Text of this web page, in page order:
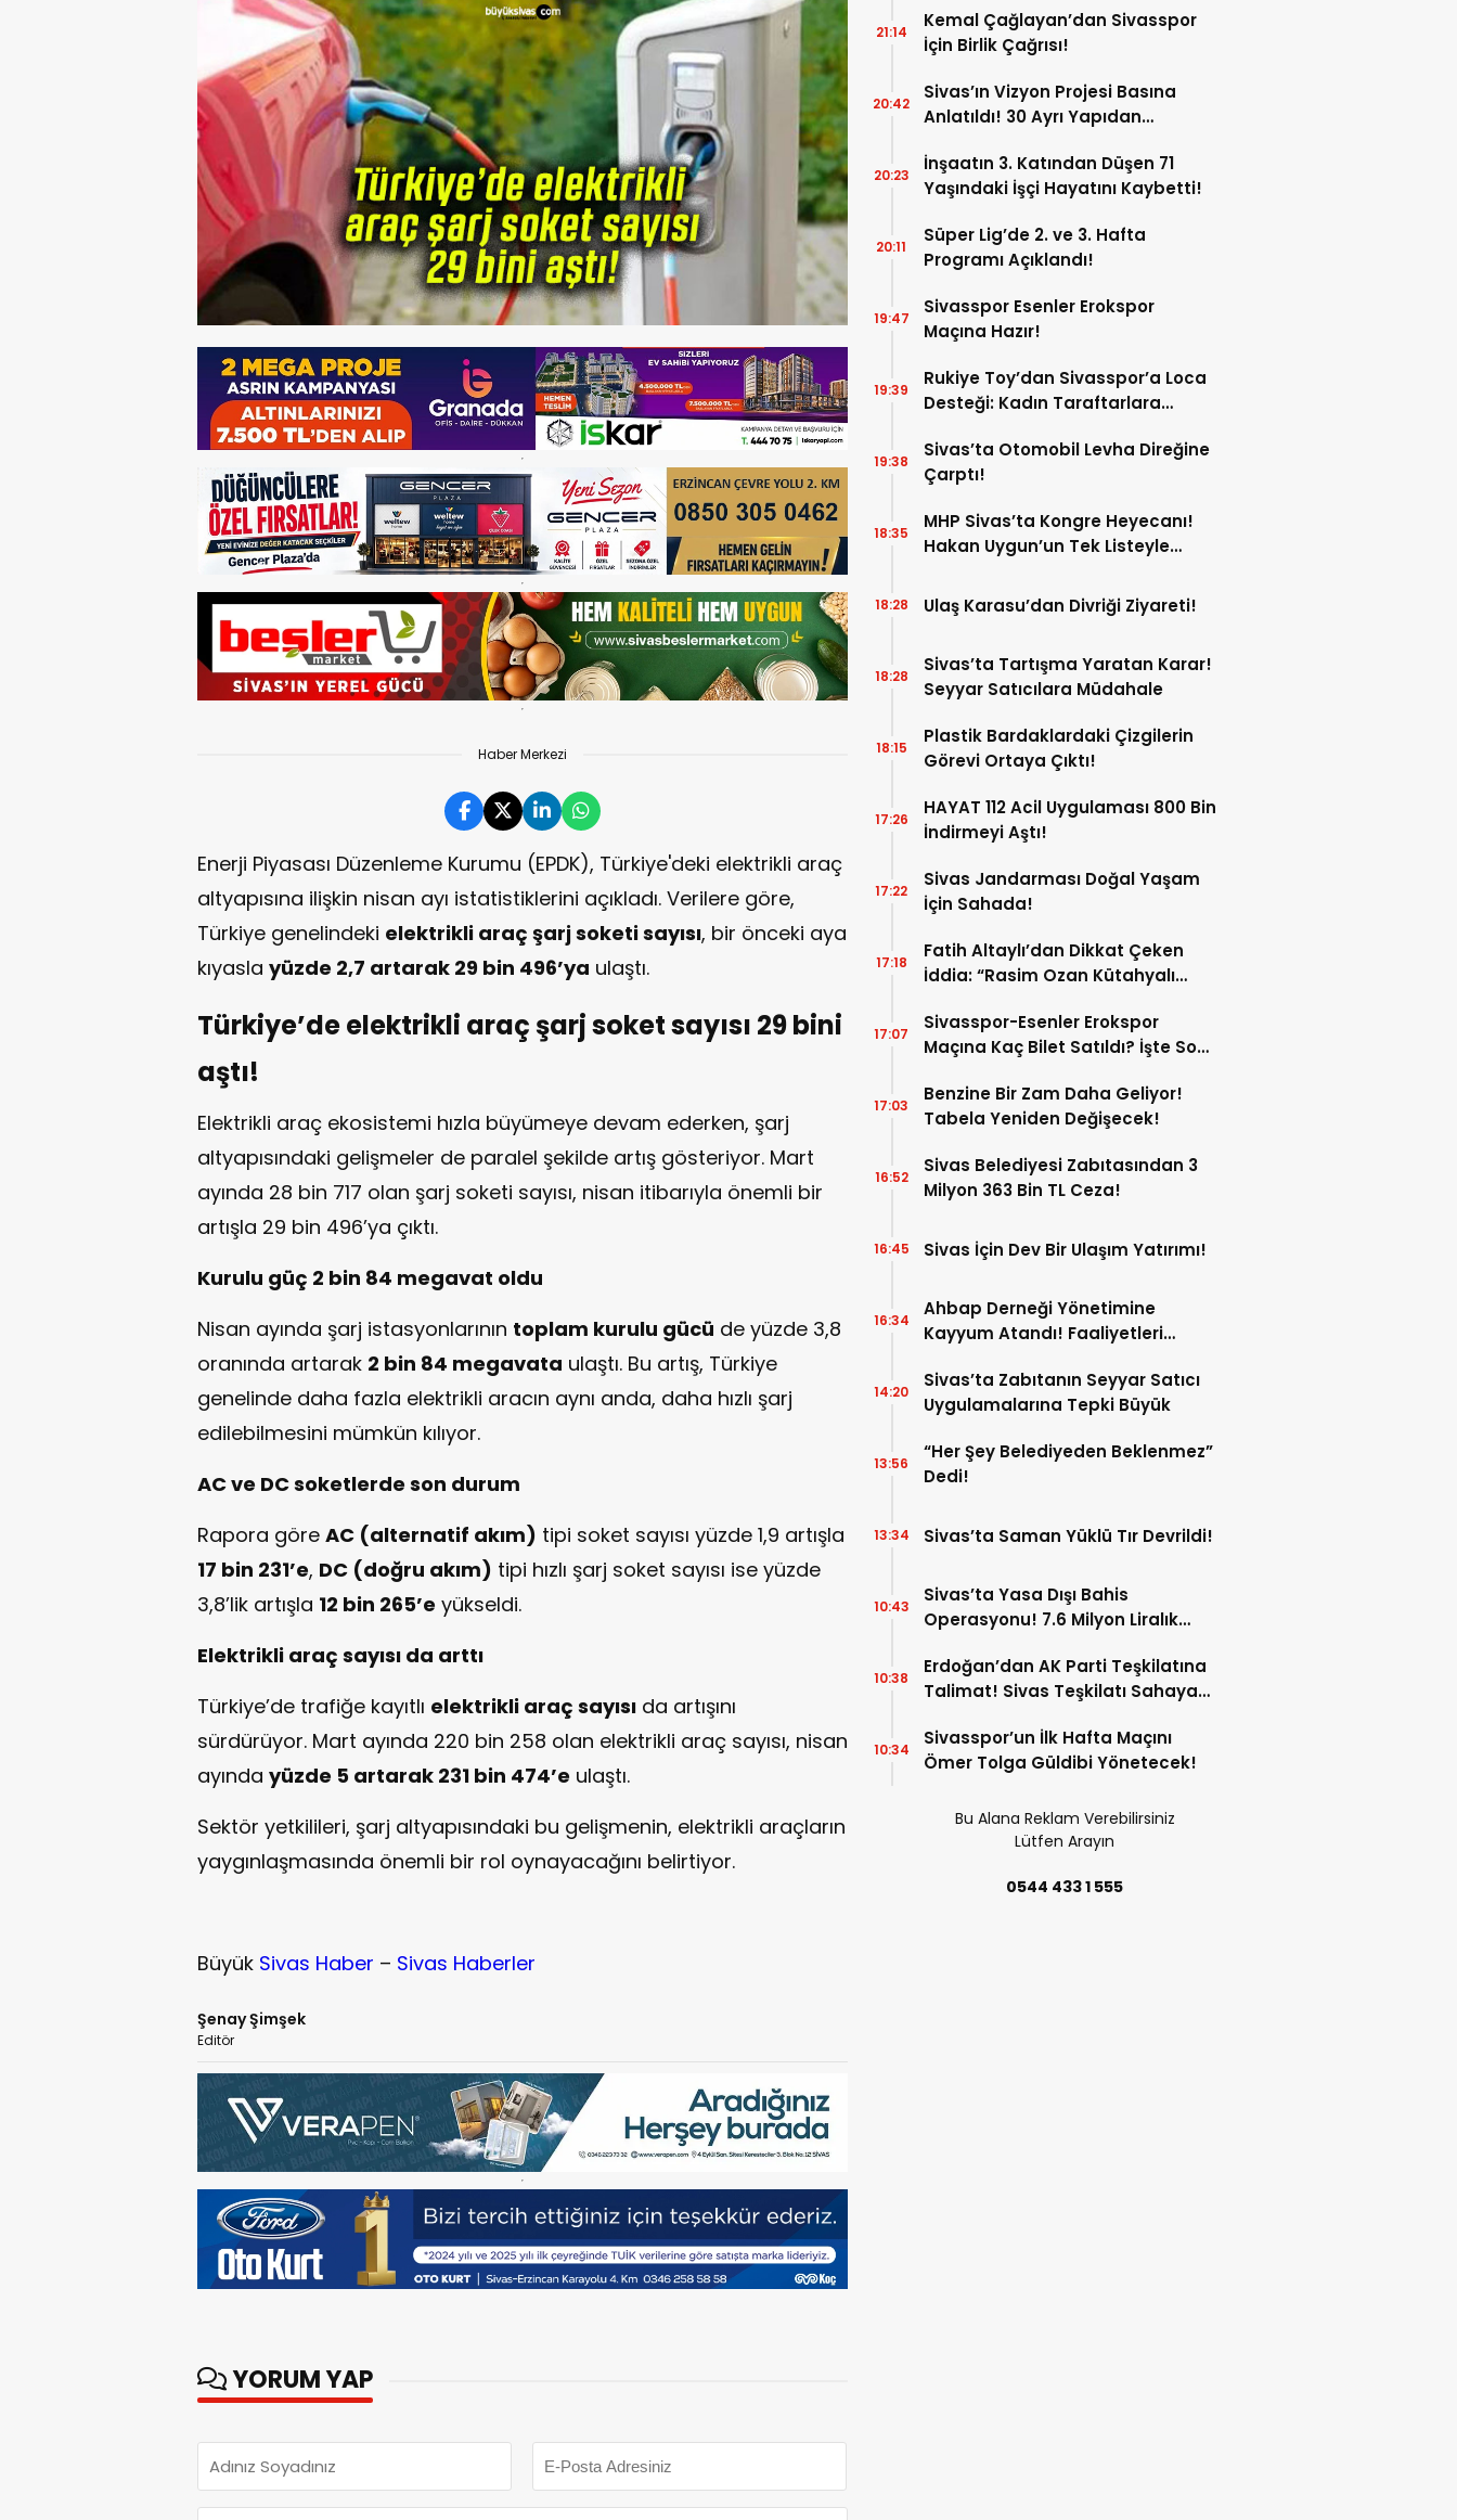
Haber Merkezi
Enerji Piyasası Düzenleme Kurumu (EPDK), Türkiye'deki elektrikli araç
altyapısına ilişkin nisan ayı istatistiklerini açıkladı. Verilere göre,
Türkiye genelindeki elektrikli araç şarj soketi sayısı, bir önceki aya
kıyasla yüzde 2,7 artarak 29 bin 496’ya ulaştı.
Türkiye’de elektrikli araç şarj soket sayısı 29 bini
aştı!
Elektrikli araç ekosistemi hızla büyümeye devam ederken, şarj
altyapısındaki gelişmeler de paralel şekilde artış gösteriyor. Mart
ayında 28 bin 717 olan şarj soketi sayısı, nisan itibarıyla önemli bir
artışla 29 bin 496’ya çıktı.
Kurulu güç 2 bin 84 megavat oldu
Nisan ayında şarj istasyonlarının toplam kurulu gücü de yüzde 3,8
oranında artarak 2 bin 84 megavata ulaştı. Bu artış, Türkiye
genelinde daha fazla elektrikli aracın aynı anda, daha hızlı şarj
edilebilmesini mümkün kılıyor.
AC ve DC soketlerde son durum
Rapora göre AC (alternatif akım) tipi soket sayısı yüzde 1,9 artışla
17 bin 231’e, DC (doğru akım) tipi hızlı şarj soket sayısı ise yüzde
3,8’lik artışla 12 bin 265’e yükseldi.
Elektrikli araç sayısı da arttı
Türkiye’de trafiğe kayıtlı elektrikli araç sayısı da artışını
sürdürüyor. Mart ayında 220 bin 258 olan elektrikli araç sayısı, nisan
ayında yüzde 5 artarak 231 bin 474’e ulaştı.
Sektör yetkilileri, şarj altyapısındaki bu gelişmenin, elektrikli araçların
yaygınlaşmasında önemli bir rol oynayacağını belirtiyor.
Büyük Sivas Haber – Sivas Haberler
Şenay Şimşek
Editör
YORUM YAP
Kemal Çağlayan’dan Sivasspor
İçin Birlik Çağrısı!
21:14
Sivas’ın Vizyon Projesi Basına
Anlatıldı! 30 Ayrı Yapıdan
20:42
İnşaatın 3. Katından Düşen 71
Yaşındaki İşçi Hayatını Kaybetti!
20:23
Süper Lig’de 2. ve 3. Hafta
Programı Açıklandı!
20:11
Sivasspor Esenler Erokspor
Maçına Hazır!
19:47
Rukiye Toy’dan Sivasspor’a Loca
Desteği: Kadın Taraftarlara
19:39
Sivas’ta Otomobil Levha Direğine
Çarptı!
19:38
MHP Sivas’ta Kongre Heyecanı!
Hakan Uygun’un Tek Listeyle
18:35
Ulaş Karasu’dan Divriği Ziyareti!
18:28
Sivas’ta Tartışma Yaratan Karar!
Seyyar Satıcılara Müdahale
18:28
Plastik Bardaklardaki Çizgilerin
Görevi Ortaya Çıktı!
18:15
HAYAT 112 Acil Uygulaması 800 Bin
İndirmeyi Aştı!
17:26
Sivas Jandarması Doğal Yaşam
İçin Sahada!
17:22
Fatih Altaylı’dan Dikkat Çeken
İddia: “Rasim Ozan Kütahyalı
17:18
Sivasspor-Esenler Erokspor
Maçına Kaç Bilet Satıldı? İşte Son
17:07
Benzine Bir Zam Daha Geliyor!
Tabela Yeniden Değişecek!
17:03
Sivas Belediyesi Zabıtasından 3
Milyon 363 Bin TL Ceza!
16:52
Sivas İçin Dev Bir Ulaşım Yatırımı!
16:45
Ahbap Derneği Yönetimine
Kayyum Atandı! Faaliyetleri
16:34
Sivas’ta Zabıtanın Seyyar Satıcı
Uygulamalarına Tepki Büyük
14:20
“Her Şey Belediyeden Beklenmez”
Dedi!
13:56
Sivas’ta Saman Yüklü Tır Devrildi!
13:34
Sivas’ta Yasa Dışı Bahis
Operasyonu! 7.6 Milyon Liralık
10:43
Erdoğan’dan AK Parti Teşkilatına
Talimat! Sivas Teşkilatı Sahaya
10:38
Sivasspor’un İlk Hafta Maçını
Ömer Tolga Güldibi Yönetecek!
10:34
Bu Alana Reklam Verebilirsiniz
Lütfen Arayın
0544 433 1 555